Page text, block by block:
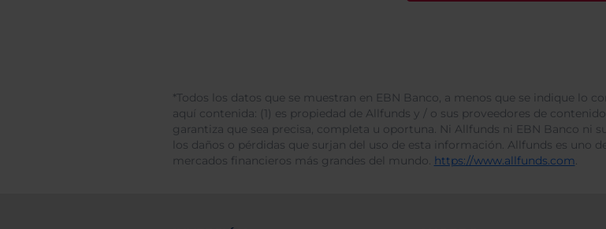
*Todos los datos que se muestran en EBN Banco, a menos que se indique lo
aquí contenida: (1) es propiedad de Allfunds y / o sus proveedores de
garantiza que sea precisa, completa u oportuna. Ni Allfunds ni EBN Banco ni
los daños o pérdidas que surjan del uso de esta información. Allfunds es uno
mercados financieros más grandes del mundo. https://www.allfunds.com.